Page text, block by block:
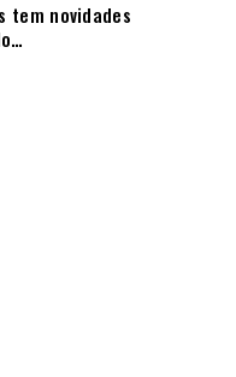
tem novidades